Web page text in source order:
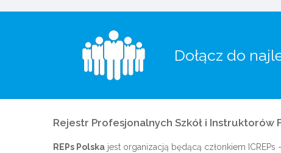
Dołącz do
Rejestr Profesjonalnych Szkół i Instruktorów
REPs Polska jest organizacją będącą członkiem ICREPs